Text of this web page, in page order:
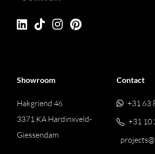
Showroom
Hakgriend 46
3371 KA Hardinxveld-
Giessendam
Contact
+31 63
+31 10